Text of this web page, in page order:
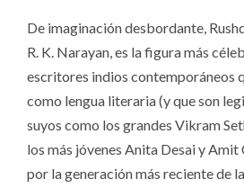
De imaginación desbordante,
R. K. Narayan, es la figura más
escritores indios contemporáneos
como lengua literaria (y que son
suyos como los grandes Vikram
los más jóvenes Anita Desai y Amit
por la generación más reciente de